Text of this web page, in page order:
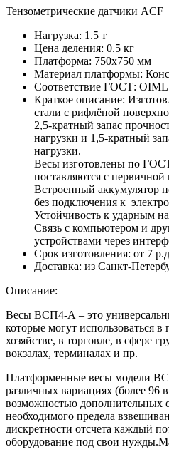
Тензометрические датчики ACF
Нагрузка: 1.5 т
Цена деления: 0.5 кг
Платформа: 750х750 мм
Материал платформы:
Соответствие ГОСТ: OIML
Краткое описание:
стали с рифлёной
2,5-кратный запас
нагрузки и 1,5-кратный
нагрузки.
Весы изготовлены по
поставляются с первичной
Встроенный аккумулятор
без подключения к
Устойчивость к ударным
Связь с компьютером и
устройствами через
Срок изготовления: от 7
Доставка: из Санкт-
Описание:
Весы ВСП4-А – это
которые могут использоваться
хозяйстве, в торговле, в сфере
вокзалах, терминалах и пр.
Платформенные весы модели
различных вариациях (более 96
возможностью дополнительных
необходимого предела
дискретности отсчета каждый
оборудование под свои